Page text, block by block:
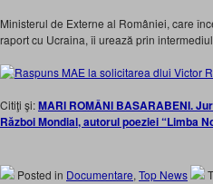
Ministerul de Externe al României, care
raport cu Ucraina, îi urează prin
Citiţi şi:MARI ROMÂNI BASARABENI.
Război Mondial, autorul poeziei “Limba
Posted in Documentare, Top News